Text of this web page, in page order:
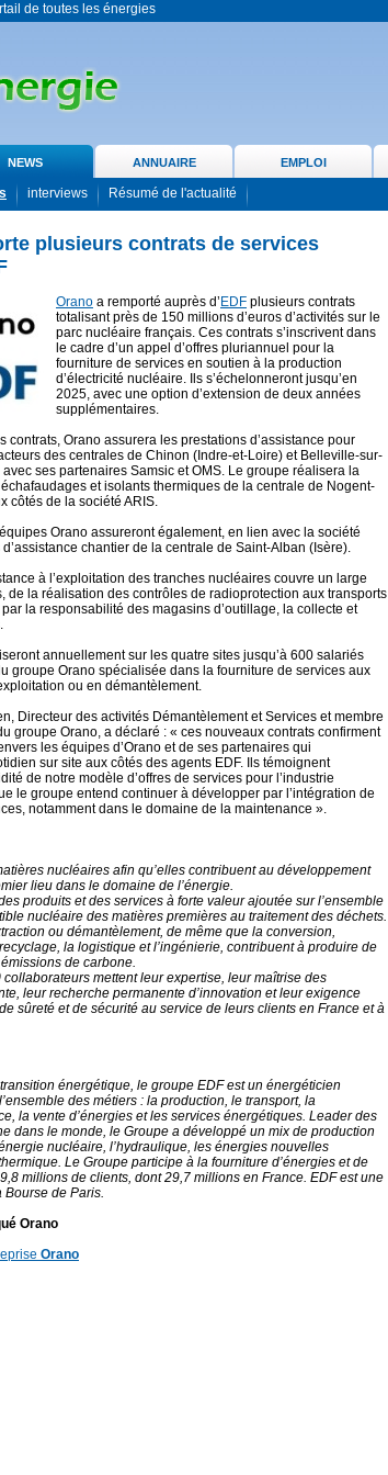
de toutes les énergies
NEWS ANNUAIRE EMPLOI
interviews Résumé de l'actualité
plusieurs contrats de services
Orano a remporté auprès d’ EDF plusieurs contrats
totalisant près de 150 millions d’euros d’activités sur le
parc nucléaire français. Ces contrats s’inscrivent dans
le cadre d’un appel d’offres pluriannuel pour la
fourniture de services en soutien à la production
d’électricité nucléaire. Ils s’échelonneront jusqu’en
2025, avec une option d’extension de deux années
supplémentaires.
contrats, Orano assurera les prestations d’assistance pour
des centrales de Chinon (Indre-et-Loire) et Belleville-sur-
ses partenaires Samsic et OMS. Le groupe réalisera la
et isolants thermiques de la centrale de Nogent-
côtés de la société ARIS.
Orano assureront également, en lien avec la société
chantier de la centrale de Saint-Alban (Isère).
à l’exploitation des tranches nucléaires couvre un large
de la réalisation des contrôles de radioprotection aux transports
la responsabilité des magasins d’outillage, la collecte et
annuellement sur les quatre sites jusqu’à 600 salariés
groupe Orano spécialisée dans la fourniture de services aux
ou en démantèlement.
Directeur des activités Démantèlement et Services et membre
groupe Orano, a déclaré : « ces nouveaux contrats confirment
les équipes d’Orano et de ses partenaires qui
sur site aux côtés des agents EDF. Ils témoignent
de notre modèle d’offres de services pour l’industrie
le groupe entend continuer à développer par l’intégration de
notamment dans le domaine de la maintenance ».
nucléaires afin qu’elles contribuent au développement
lieu dans le domaine de l’énergie.
produits et des services à forte valeur ajoutée sur l’ensemble
nucléaire des matières premières au traitement des déchets.
ou démantèlement, de même que la conversion,
la logistique et l’ingénierie, contribuent à produire de
de carbone.
collaborateurs mettent leur expertise, leur maîtrise des
leur recherche permanente d’innovation et leur exigence
sûreté et de sécurité au service de leurs clients en France et à
énergétique, le groupe EDF est un énergéticien
des métiers : la production, le transport, la
la vente d’énergies et les services énergétiques. Leader des
dans le monde, le Groupe a développé un mix de production
nucléaire, l’hydraulique, les énergies nouvelles
Le Groupe participe à la fourniture d’énergies et de
millions de clients, dont 29,7 millions en France. EDF est une
Bourse de Paris.
Orano
Orano